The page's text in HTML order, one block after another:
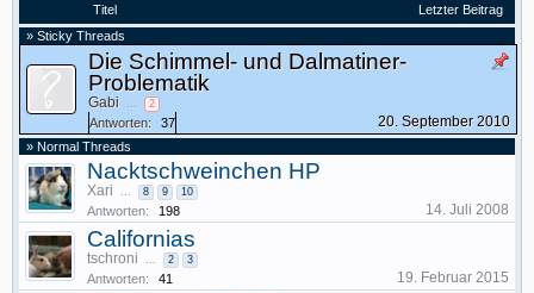
Titel
Letzter Beitrag
» Sticky Threads
Die Schimmel- und Dalmatiner-
Problematik
Gabi ... 2
Antworten: 37 20. September 2010
» Normal Threads
Nacktschweinchen HP
Xari ... 8 9 10
Antworten: 198 14. Juli 2008
Californias
tschroni ... 2 3
Antworten: 41 19. Februar 2015